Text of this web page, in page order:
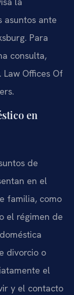
asuntos ante
Para
consulta,
Law Offices Of
en
de
en el
familia, como
el régimen de
divorcio o
el
y el contacto